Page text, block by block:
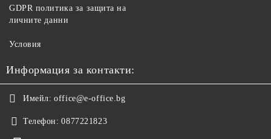
GDPR политика за защита на
личните данни
Условия
Информация за контакти:
Имейл: office@e-office.bg
Телефон: 0877221823